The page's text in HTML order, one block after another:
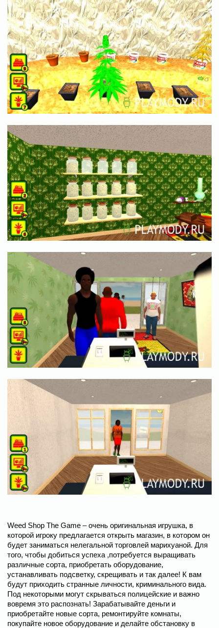
Weed Shop The Game – очень оригинальная игрушка, в
которой игроку предлагается открыть магазин, в котором он
будет заниматься нелегальной торговлей марихуаной. Для
того, чтобы добиться успеха ,потребуется выращивать
различные сорта, приобретать оборудование,
устанавливать подсветку, скрещивать и так далее! К вам
будут приходить странные личности, криминального вида.
Под некоторыми могут скрываться полицейские и важно
вовремя это распознать! Зарабатывайте деньги и
приобретайте новые сорта, ремонтируйте комнаты,
покупайте новое оборудование и делайте обстановку в